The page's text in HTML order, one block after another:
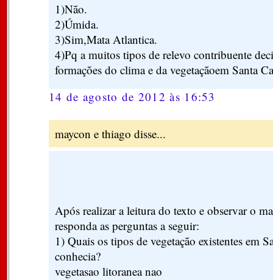
1)Não.
2)Úmida.
3)Sim,Mata Atlantica.
4)Pq a muitos tipos de relevo contribuente
formações do clima e da vegetaçãoem Santa
14 de agosto de 2012 às 16:53
maycon e thiago disse...
Após realizar a leitura do texto e observar o
responda as perguntas a seguir:
1) Quais os tipos de vegetação existentes em
conhecia?
vegetasao litoranea nao